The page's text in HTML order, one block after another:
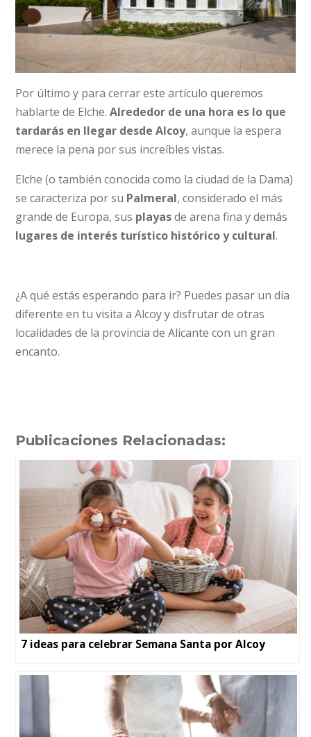
Por último y para cerrar este artículo queremos
hablarte de Elche.Alrededor de una hora es lo que
tardarás en llegar desde Alcoy, aunque la espera
merece la pena por sus increíbles vistas.
Elche (o también conocida como la ciudad de la Dama)
se caracteriza por su Palmeral, considerado el más
grande de Europa, sus playasde arena fina y demás
lugares de interés turístico histórico y cultural.
¿A qué estás esperando para ir? Puedes pasar un día
diferente en tu visita a Alcoy y disfrutar de otras
localidades de la provincia de Alicante con un gran
encanto.
Publicaciones Relacionadas:
7 ideas para celebrar Semana Santa por Alcoy